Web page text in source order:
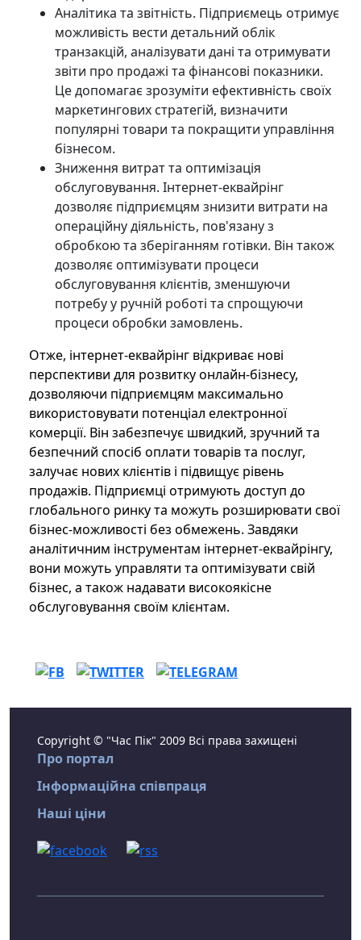
Аналітика та звітність. Підприємець отримує
можливість вести детальний облік
транзакцій, аналізувати дані та отримувати
звіти про продажі та фінансові показники.
Це допомагає зрозуміти ефективність своїх
маркетингових стратегій, визначити
популярні товари та покращити управління
бізнесом.
Зниження витрат та оптимізація
обслуговування. Інтернет-еквайрінг
дозволяє підприємцям знизити витрати на
операційну діяльність, пов'язану з
обробкою та зберіганням готівки. Він також
дозволяє оптимізувати процеси
обслуговування клієнтів, зменшуючи
потребу у ручній роботі та спрощуючи
процеси обробки замовлень.
Отже, інтернет-еквайрінг відкриває нові
перспективи для розвитку онлайн-бізнесу,
дозволяючи підприємцям максимально
використовувати потенціал електронної
комерції. Він забезпечує швидкий, зручний та
безпечний спосіб оплати товарів та послуг,
залучає нових клієнтів і підвищує рівень
продажів. Підприємці отримують доступ до
глобального ринку та можуть розширювати свої
бізнес-можливості без обмежень. Завдяки
аналітичним інструментам інтернет-еквайрінгу,
вони можуть управляти та оптимізувати свій
бізнес, а також надавати високоякісне
обслуговування своїм клієнтам.
Copyright © "Час Пік" 2009 Всі права захищені
Про портал
Інформаційна співпраця
Наші ціни